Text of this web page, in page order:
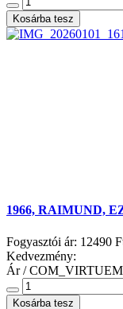
1966, RAIMUND,
Fogyasztói ár: 12490
Kedvezmény:
Ár /